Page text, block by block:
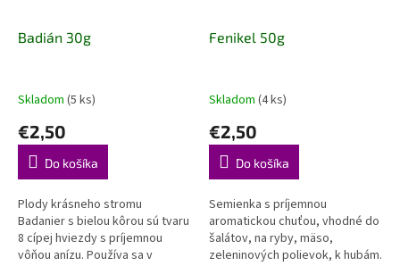
Badián 30g
Skladom (5 ks)
€2,50
Do košíka
Plody krásneho stromu
Badanier s bielou kôrou sú tvaru
8 cípej hviezdy s príjemnou
vôňou anízu. Používa sa v
Fenikel 50g
Skladom (4 ks)
€2,50
Do košíka
Semienka s príjemnou
aromatickou chuťou, vhodné do
šalátov, na ryby, mäso,
zeleninových polievok, k hubám.